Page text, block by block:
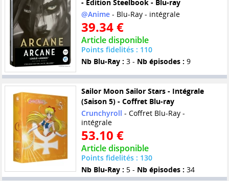
- Edition Steelbook - Blu-ray
@Anime- Blu-Ray - intégrale
39.34 €
Article disponible
Points fidelités : 110
Nb Blu-Ray : 3 - Nb épisodes : 9
Sailor Moon Sailor Stars - Intégrale
(Saison 5) - Coffret Blu-ray
Crunchyroll - Coffret Blu-Ray -
intégrale
53.10 €
Article disponible
Points fidelités : 130
Nb Blu-Ray : 5 - Nb épisodes : 34